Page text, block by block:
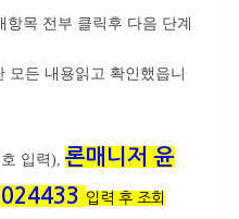
목 전부 클릭후 다음 단계
모든 내용읽고 확인했읍니
입력), 론매니저 윤
입력 후 조회